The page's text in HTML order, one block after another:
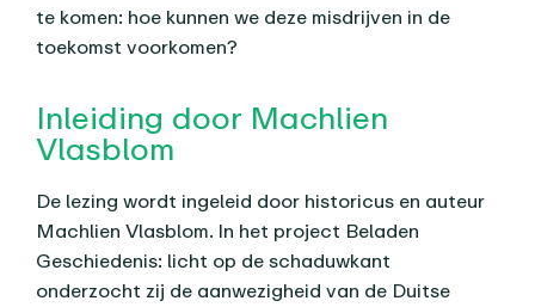
te komen: hoe kunnen we deze misdrijven in de
toekomst voorkomen?
Inleiding door Machlien
Vlasblom
De lezing wordt ingeleid door historicus en auteur
Machlien Vlasblom. In het project Beladen
Geschiedenis: licht op de schaduwkant
onderzocht zij de aanwezigheid van de Duitse